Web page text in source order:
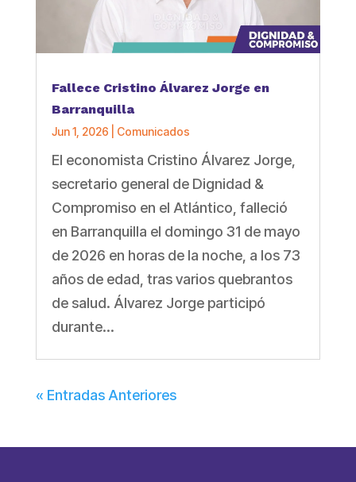
Fallece Cristino Álvarez Jorge en
Barranquilla
Jun 1, 2026 Comunicados
El economista Cristino Álvarez Jorge,
secretario general de Dignidad &
Compromiso en el Atlántico, falleció
en Barranquilla el domingo 31 de mayo
de 2026 en horas de la noche, a los 73
años de edad, tras varios quebrantos
de salud. Álvarez Jorge participó
durante...
« Entradas Anteriores